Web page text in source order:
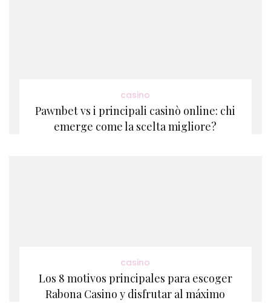
casino
Pawnbet vs i principali casinò online: chi
emerge come la scelta migliore?
casino
Los 8 motivos principales para escoger
Rabona Casino y disfrutar al máximo